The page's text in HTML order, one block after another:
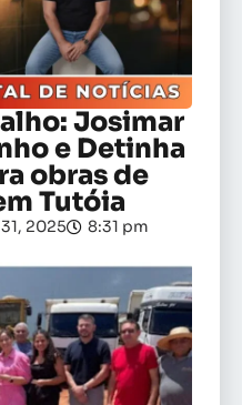
Josimar
e Detinha
obras de
Tutóia
2025
8:31 pm